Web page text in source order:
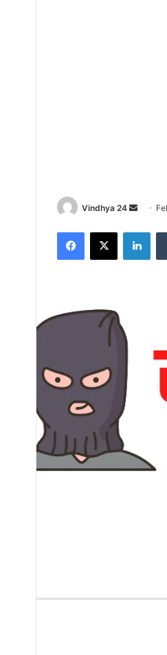
Vindhya 24
Send
Facebook
X